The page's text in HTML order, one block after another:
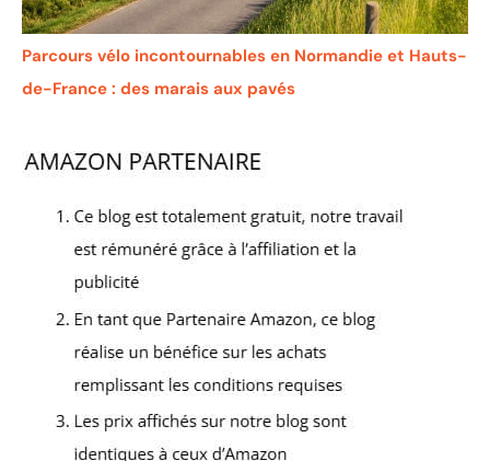
Parcours vélo incontournables en Normandie et Hauts-
de-France : des marais aux pavés